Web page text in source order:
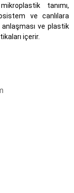
tanımı,
ve canlılara
ve plastik
içerir.